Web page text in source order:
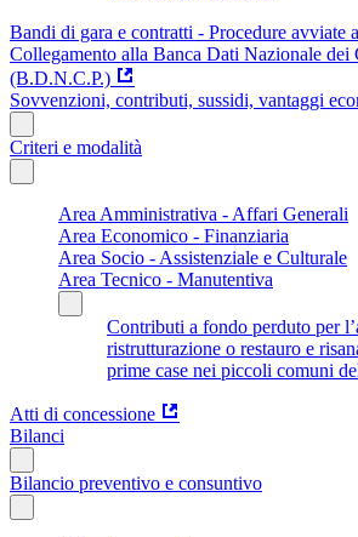
Bandi di gara e contratti - Procedure avviate
Collegamento alla Banca Dati Nazionale dei
(B.D.N.C.P.)
Sovvenzioni, contributi, sussidi, vantaggi
Criteri e modalità
Area Amministrativa - Affari Generali
Area Economico - Finanziaria
Area Socio - Assistenziale e Culturale
Area Tecnico - Manutentiva
Contributi a fondo perduto per
ristrutturazione o restauro e
prime case nei piccoli comuni
Atti di concessione
Bilanci
Bilancio preventivo e consuntivo